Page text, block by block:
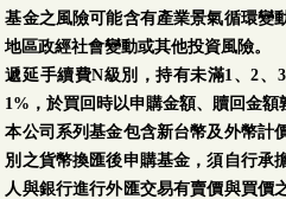
基金之風險可能含有產業景氣循環變
地區政經社會變動或其他投資風險。
遞延手續費N級別，持有未滿1、2、
1%，於買回時以申購金額、贖回金額
本公司系列基金包含新台幣及外幣計
別之貨幣換匯後申購基金，須自行承
人與銀行進行外匯交易有賣價與買價